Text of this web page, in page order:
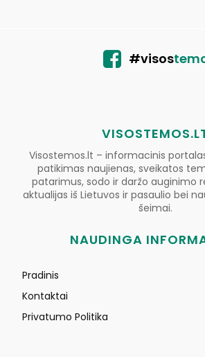
#visos
Visostemos.lt – informacinis
patikimas naujienas, sveikatos
patarimus, sodo ir daržo auginimo
aktualijas iš Lietuvos ir pasaulio bei
šeimai.
NAUDINGA
Pradinis
Kontaktai
Privatumo Politika